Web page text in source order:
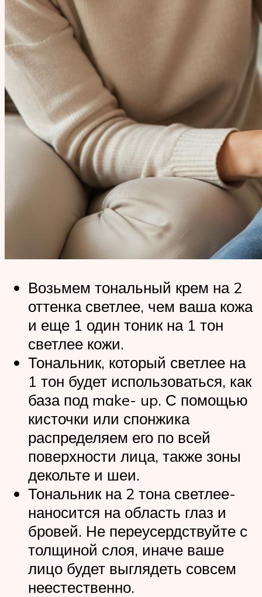
Возьмем тональный крем на 2
оттенка светлее, чем ваша кожа
и еще 1 один тоник на 1 тон
светлее кожи.
Тональник, который светлее на
1 тон будет использоваться, как
база под make- up. С помощью
кисточки или спонжика
распределяем его по всей
поверхности лица, также зоны
декольте и шеи.
Тональник на 2 тона светлее-
наносится на область глаз и
бровей. Не переусердствуйте с
толщиной слоя, иначе ваше
лицо будет выглядеть совсем
неестественно.